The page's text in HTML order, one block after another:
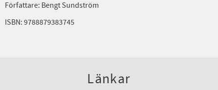
Författare: Bengt Sundström
ISBN: 9788879383745
Länkar